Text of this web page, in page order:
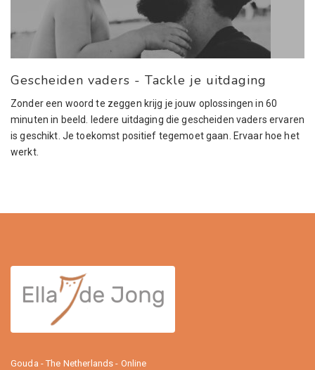
Gescheiden vaders - Tackle je uitdaging
Zonder een woord te zeggen krijg je jouw oplossingen in 60
minuten in beeld. Iedere uitdaging die gescheiden vaders ervaren
is geschikt. Je toekomst positief tegemoet gaan. Ervaar hoe het
werkt.
Gouda - The Netherlands - Online